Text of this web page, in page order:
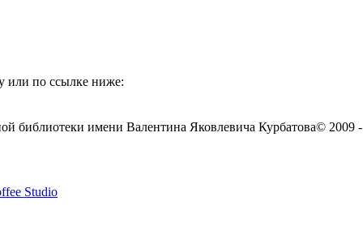
или по ссылке ниже:
библиотеки имени Валентина Яковлевича Курбатова© 2009 -
Studio